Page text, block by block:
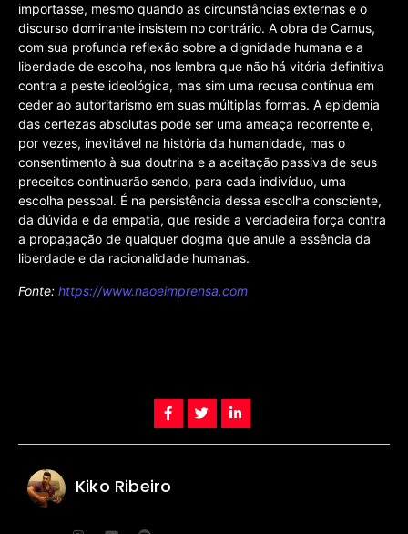
importasse, mesmo quando as circunstâncias externas e o
discurso dominante insistem no contrário. A obra de Camus,
com sua profunda reflexão sobre a dignidade humana e a
liberdade de escolha, nos lembra que não há vitória definitiva
contra a peste ideológica, mas sim uma recusa contínua em
ceder ao autoritarismo em suas múltiplas formas. A epidemia
das certezas absolutas pode ser uma ameaça recorrente e,
por vezes, inevitável na história da humanidade, mas o
consentimento à sua doutrina e a aceitação passiva de seus
preceitos continuarão sendo, para cada indivíduo, uma
escolha pessoal. É na persistência dessa escolha consciente,
da dúvida e da empatia, que reside a verdadeira força contra
a propagação de qualquer dogma que anule a essência da
liberdade e da racionalidade humanas.
Fonte: https://www.naoeimprensa.com
Kiko Ribeiro